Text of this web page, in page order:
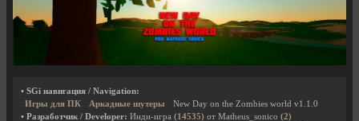
• SGi навигация / Navigation:
Игры для ПК
Аркадные шутеры
New Day on the Zombies world v1.1.0
• Разработчик / Developer: Инди-игра (14535) от Matheus_sonico (2)